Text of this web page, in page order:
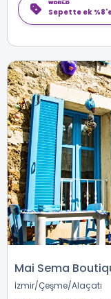
Sepette ek
Mai Sema
İzmir Çeşme Alaçatı